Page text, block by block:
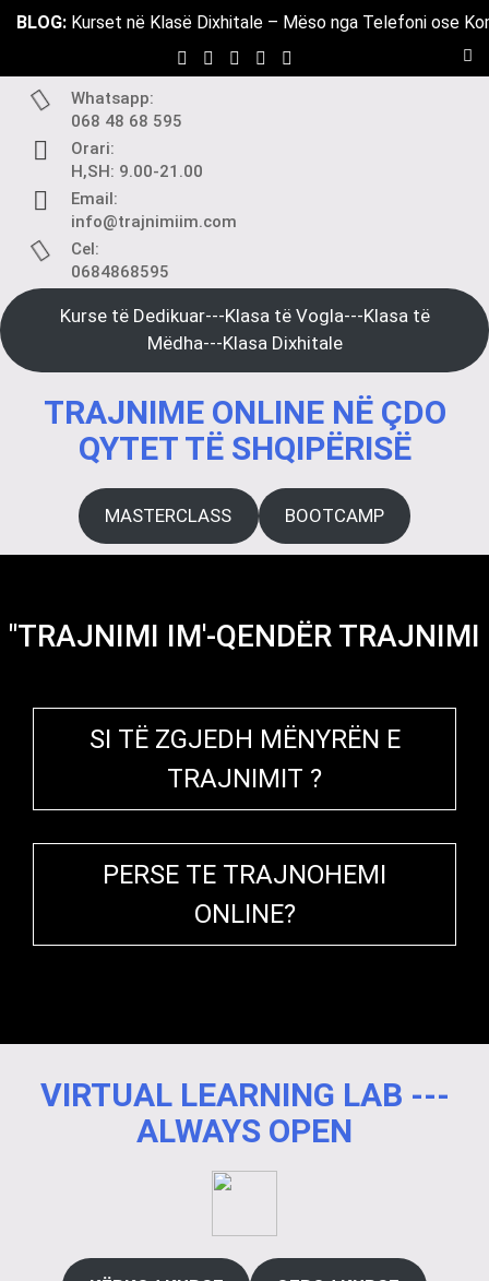
Skip
BLOG: Kurset në Klasë Dixhitale – Mëso nga Telefoni ose
Whatsapp:
068 48 68 595
Orari:
H,SH: 9.00-21.00
Email:
info@trajnimiim.com
Cel:
0684868595
Kurse të Dedikuar---Klasa të Vogla---Klasa të
Mëdha---Klasa Dixhitale
TRAJNIME ONLINE NË ÇDO
QYTET TË SHQIPËRISË
MASTERCLASS BOOTCAMP
"TRAJNIMI IM'-QENDËR TRAJNIMI
SI TË ZGJEDH MËNYRËN E
TRAJNIMIT ?
PERSE TE TRAJNOHEMI
ONLINE?
VIRTUAL LEARNING LAB ---
ALWAYS OPEN